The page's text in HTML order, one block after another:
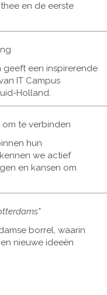
en de eerste
een inspirerende
IT Campus
Holland.
om te verbinden
hun
we actief
en kansen om
borrel, waarin
nieuwe ideeën